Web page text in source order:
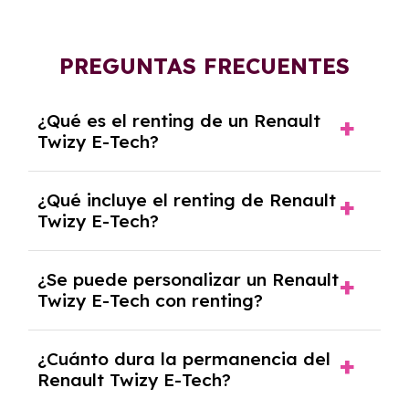
PREGUNTAS FRECUENTES
¿Qué es el renting de un Renault
Twizy E-Tech?
contrato de alquiler a largo plazo en el que
pagas una cuota mensual fija por el uso del
coche durante un periodo determinado,
generalmente entre 2 y 5 años.
¿Qué incluye el renting de Renault
Twizy E-Tech?
seguro a todo riesgo, mantenimiento,
reparaciones, impuestos, asistencia en
carretera y gestión de la documentación.
¿Se puede personalizar un Renault
Twizy E-Tech con renting?
opciones y equipamiento adicional, siempre y
cuando lo pactes con la empresa de renting.
¿Cuánto dura la permanencia del
Renault Twizy E-Tech?